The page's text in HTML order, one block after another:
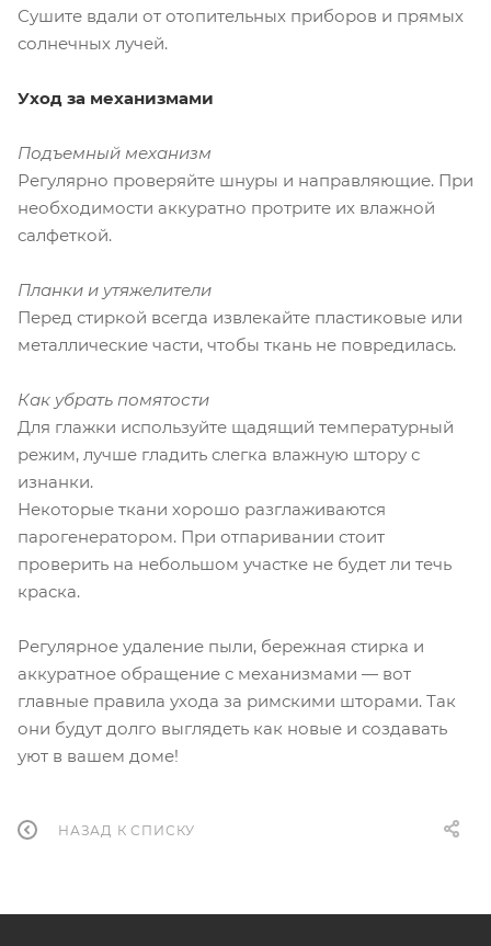
Сушите вдали от отопительных приборов и прямых
солнечных лучей.
Уход за механизмами
Подъемный механизм
Регулярно проверяйте шнуры и направляющие. При
необходимости аккуратно протрите их влажной
салфеткой.
Планки и утяжелители
Перед стиркой всегда извлекайте пластиковые или
металлические части, чтобы ткань не повредилась.
Как убрать помятости
Для глажки используйте щадящий температурный
режим, лучше гладить слегка влажную штору с
изнанки.
Некоторые ткани хорошо разглаживаются
парогенератором. При отпаривании стоит
проверить на небольшом участке не будет ли течь
краска.
Регулярное удаление пыли, бережная стирка и
аккуратное обращение с механизмами — вот
главные правила ухода за римскими шторами. Так
они будут долго выглядеть как новые и создавать
уют в вашем доме!
НАЗАД К СПИСКУ